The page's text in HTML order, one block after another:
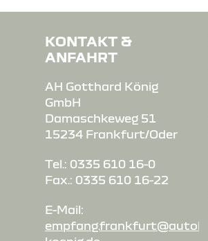
KONTAKT &
ANFAHRT
AH Gotthard König
GmbH
Damaschkeweg 51
15234 Frankfurt/Oder
Tel.: 0335 610 16-0
Fax.: 0335 610 16-22
E-Mail: